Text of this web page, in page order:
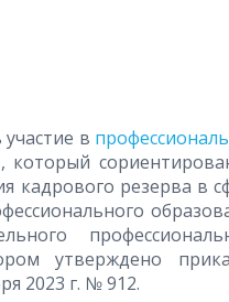
в
, который
кадрового резерва в
утверждено
2023 г. № 912.